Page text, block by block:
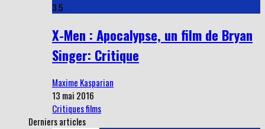
3.5
X-Men : Apocalypse, un film de Bryan
Singer: Critique
Maxime Kasparian
13 mai 2016
Critiques films
Derniers articles